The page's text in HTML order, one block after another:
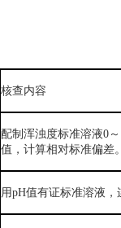
核查内容
配制浑浊度标准溶液0
值，计算相对标准偏差
用pH值有证标准溶液